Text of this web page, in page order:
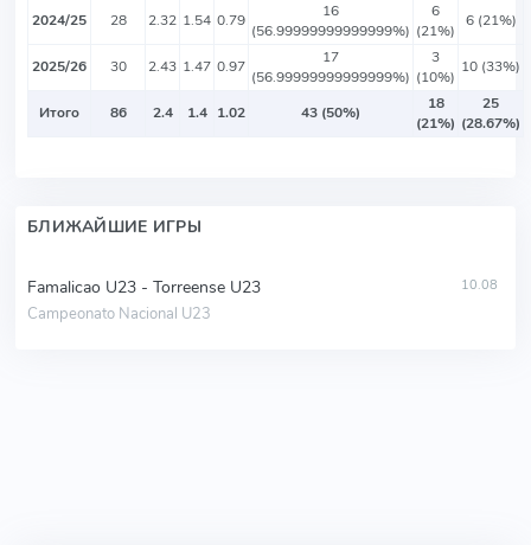
2024/25 28 2.32 1.54 0.79
16
(56.99999999999999%)
6
(21%)
6 (21%)
2025/26 30 2.43 1.47 0.97
17
(56.99999999999999%)
3
(10%)
10 (33%)
Итого 86 2.4 1.4 1.02 43 (50%)
18
(21%)
25
(28.67%)
БЛИЖАЙШИЕ ИГРЫ
Famalicao U23 - Torreense U23
Campeonato Nacional U23
10.08